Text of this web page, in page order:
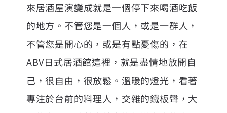
來居酒屋演變成就是一個停下來喝酒吃飯
的地方。不管您是一個人，或是一群人，
不管您是開心的，或是有點憂傷的，在
ABV日式居酒館這裡，就是盡情地放開自
己，很自由，很放鬆。溫暖的燈光，看著
專注於台前的料理人，交雜的鐵板聲，大